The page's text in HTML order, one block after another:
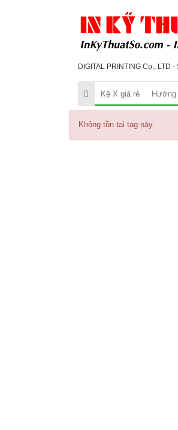
DIGITAL PRINTING Co., LTD
Kệ X giá rẻ Hướng
Không tồn tại tag này.